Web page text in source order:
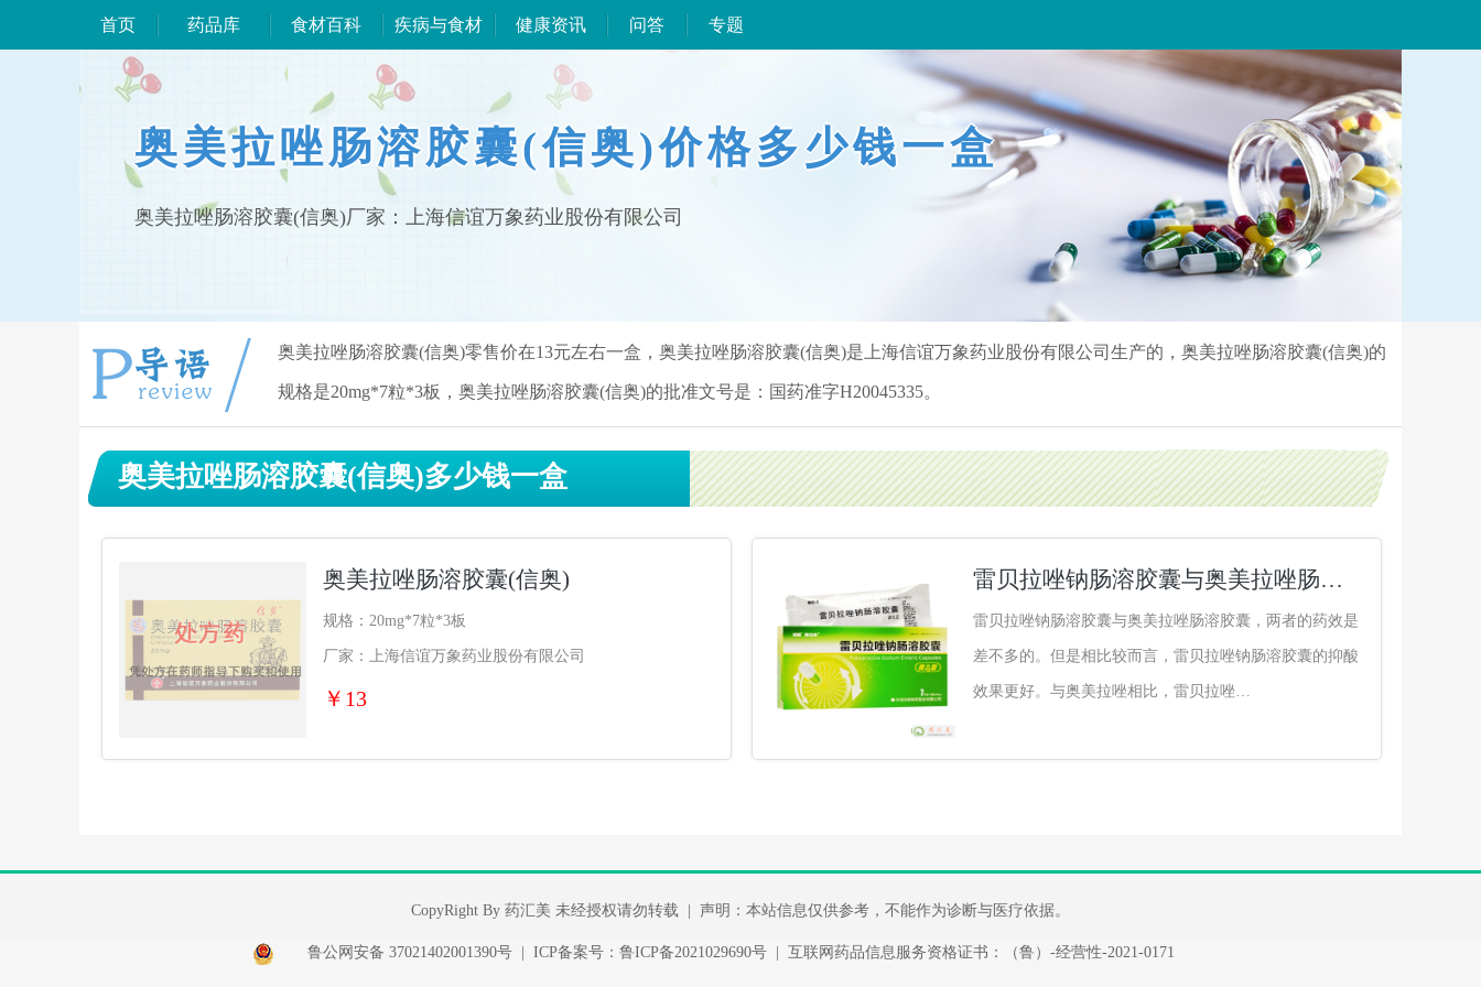
首页 药品库 食材百科 疾病与食材 健康资讯 问答 专题
奥美拉唑肠溶胶囊(信奥)价格多少钱一盒
奥美拉唑肠溶胶囊(信奥)厂家：上海信谊万象药业股份有限公司
奥美拉唑肠溶胶囊(信奥)零售价在13元左右一盒，奥美拉唑肠溶胶囊(信奥)是上海信谊万象药业股份有限公司生产的，奥美拉唑肠溶胶囊(信奥)的
规格是20mg*7粒*3板，奥美拉唑肠溶胶囊(信奥)的批准文号是：国药准字H20045335。
奥美拉唑肠溶胶囊(信奥)多少钱一盒
奥美拉唑肠溶胶囊(信奥)
规格：20mg*7粒*3板
厂家：上海信谊万象药业股份有限公司
￥13
雷贝拉唑钠肠溶胶囊与奥美拉唑肠溶胶囊哪个效果好
雷贝拉唑钠肠溶胶囊与奥美拉唑肠溶胶囊，两者的药效是
差不多的。但是相比较而言，雷贝拉唑钠肠溶胶囊的抑酸
效果更好。与奥美拉唑相比，雷贝拉唑…
CopyRight By 药汇美 未经授权请勿转载 | 声明：本站信息仅供参考，不能作为诊断与医疗依据。
鲁公网安备 37021402001390号 | ICP备案号：鲁ICP备2021029690号 | 互联网药品信息服务资格证书：（鲁）-经营性-2021-0171